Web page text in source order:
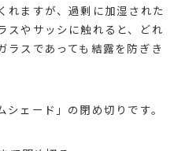
れますが、過剰に加湿された
スやサッシに触れると、どれ
ラスであっても結露を防ぎき
ェード」の閉め切りです。